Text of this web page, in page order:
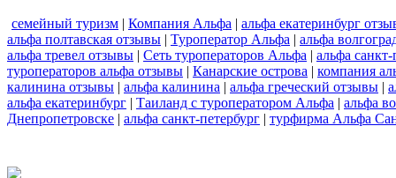
семейный туризм | Компания Альфа | альфа екатеринбург
альфа полтавская отзывы | Туроператор Альфа | альфа
альфа тревел отзывы | Сеть туроператоров Альфа | альфа
туроператоров альфа отзывы | Канарские острова | компания
калинина отзывы | альфа калинина | альфа греческий отзывы |
альфа екатеринбург | Таиланд с туроператором Альфа | альфа
Днепропетровске | альфа санкт-петербург | турфирма Альфа